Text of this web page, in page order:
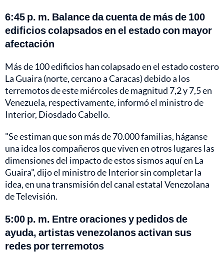
6:45 p. m. Balance da cuenta de más de 100
edificios colapsados en el estado con mayor
afectación
Más de 100 edificios han colapsado en el estado costero
La Guaira (norte, cercano a Caracas) debido a los
terremotos de este miércoles de magnitud 7,2 y 7,5 en
Venezuela, respectivamente, informó el ministro de
Interior, Diosdado Cabello.
"Se estiman que son más de 70.000 familias, háganse
una idea los compañeros que viven en otros lugares las
dimensiones del impacto de estos sismos aquí en La
Guaira", dijo el ministro de Interior sin completar la
idea, en una transmisión del canal estatal Venezolana
de Televisión.
5:00 p. m. Entre oraciones y pedidos de
ayuda, artistas venezolanos activan sus
redes por terremotos